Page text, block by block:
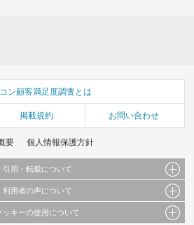
ン顧客満足度調査とは
掲載規約 お問い合わせ
要 個人情報保護方針
引用・転載について
文字、写真、イラスト、画像データ等）及びこれらの配
無断転載・複製などの二次利用を行うことは固く禁じて
利用者の声について
べてサービスの利用者が提出された見解・感想です。
ッキーの使用について